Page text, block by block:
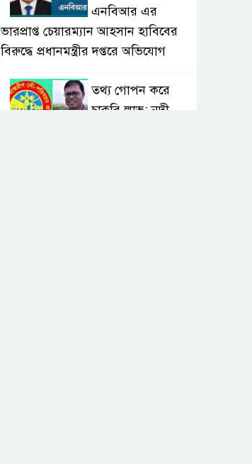
এনবিআর এর
ভারপ্রাপ্ত চেয়ারম্যান আহসান হাবিবের
বিরুদ্ধে প্রধানমন্ত্রীর দপ্তরে অভিযোগ
তথ্য গোপন করে
চাকুরি লাভ: নদী